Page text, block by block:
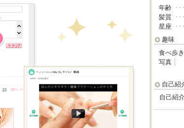
年齢 ･･･
髪質 ･･･
星座 ･･･
趣味
食べ歩き
写真
自己紹
自己紹